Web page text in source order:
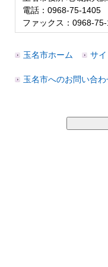
電話：0968-75-1405
ファックス：0968-
玉名市ホーム サ
玉名市へのお問い合わ